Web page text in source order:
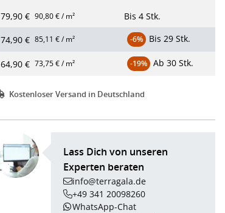
79,90 € 90,80 € / m² Bis 4 Stk.
74,90 € 85,11 € / m² -6% Bis 29 Stk.
64,90 € 73,75 € / m² -19% Ab 30 Stk.
Kostenloser Versand in Deutschland
Lass Dich von unseren
Experten beraten
info@terragala.de
+49 341 20098260
WhatsApp-Chat